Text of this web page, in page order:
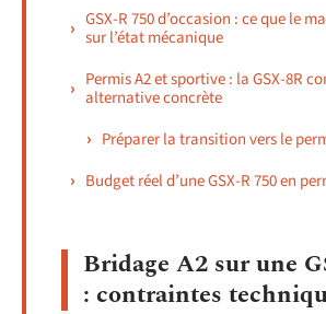
GSX-R 750 d’occasion : ce que le
sur l’état mécanique
Permis A2 et sportive : la GSX-8R
alternative concrète
Préparer la transition vers le
Budget réel d’une GSX-R 750 en
Bridage A2 sur une
: contraintes